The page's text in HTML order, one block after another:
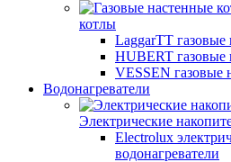
котлы
LaggarTT
HUBERT газовые
VESSEN газовые
Водонагреватели
Электрические
Electrolux
водонагреватели